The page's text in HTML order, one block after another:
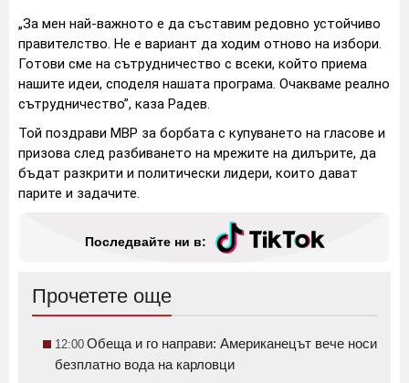
„За мен най-важното е да съставим редовно устойчиво
правителство. Не е вариант да ходим отново на избори.
Готови сме на сътрудничество с всеки, който приема
нашите идеи, споделя нашата програма. Очакваме реално
сътрудничество”, каза Радев.
Той поздрави МВР за борбата с купуването на гласове и
призова след разбиването на мрежите на дилърите, да
бъдат разкрити и политически лидери, които дават
парите и задачите.
Последвайте ни в:
Прочетете още
12:00 Обеща и го направи: Американецът вече носи
безплатно вода на карловци